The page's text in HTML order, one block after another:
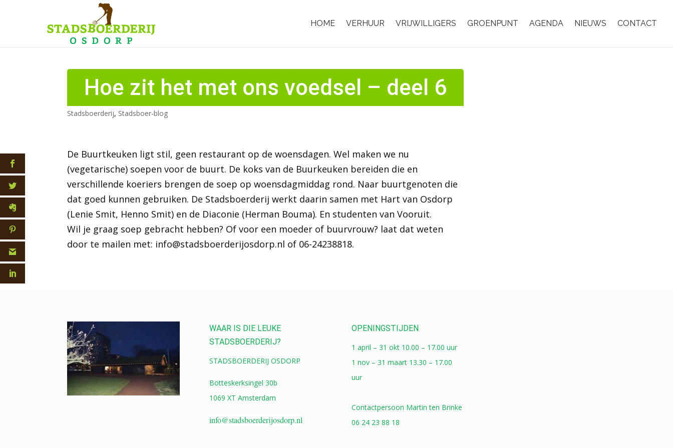
HOME VERHUUR VRIJWILLIGERS GROENPUNT AGENDA NIEUWS CONTACT
Hoe zit het met ons voedsel – deel 6
Stadsboerderij, Stadsboer-blog
De Buurtkeuken ligt stil, geen restaurant op de woensdagen. Wel maken we nu
(vegetarische) soepen voor de buurt. De koks van de Buurkeuken bereiden die en
verschillende koeriers brengen de soep op woensdagmiddag rond. Naar buurtgenoten die
dat goed kunnen gebruiken. De Stadsboerderij werkt daarin samen met Hart van Osdorp
(Lenie Smit, Henno Smit) en de Diaconie (Herman Bouma). En studenten van Vooruit.
Wil je graag soep gebracht hebben? Of voor een moeder of buurvrouw? laat dat weten
door te mailen met: info@stadsboerderijosdorp.nl of 06-24238818.
WAAR IS DIE LEUKE
STADSBOERDERIJ?
STADSBOERDERIJ OSDORP
Botteskerksingel 30b
1069 XT Amsterdam
info@stadsboerderijosdorp.nl
OPENINGSTIJDEN
1 april – 31 okt 10.00 – 17.00 uur
1 nov – 31 maart 13.30 – 17.00
uur
Contactpersoon Martin ten Brinke
06 24 23 88 18